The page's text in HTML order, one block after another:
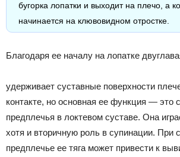
бугорка лопатки и выходит на плечо, а
начинается на клювовидном отростке.
Благодаря ее началу на лопатке
удерживает суставные поверхности
контакте, но основная ее функция — это
предплечья в локтевом суставе. Она
хотя и вторичную роль в супинации. При
предплечье ее тяга может привести к